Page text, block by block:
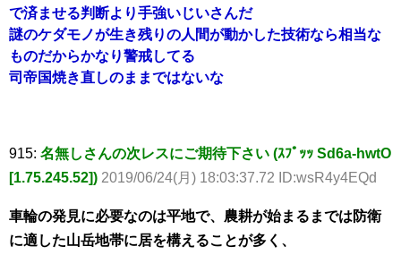
で済ませる判断より手強いじいさんだ
謎のケダモノが生き残りの人間が動かした技術なら相当な
ものだからかなり警戒してる
司帝国焼き直しのままではないな
915: 名無しさんの次レスにご期待下さい (ｽﾌﾟｯｯ Sd6a-hwtO
[1.75.245.52]) 2019/06/24(月) 18:03:37.72 ID:wsR4y4EQd
車輪の発見に必要なのは平地で、農耕が始まるまでは防衛
に適した山岳地帯に居を構えることが多く、